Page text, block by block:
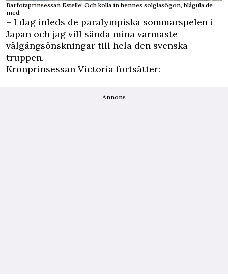
Barfotaprinsessan Estelle! Och kolla in hennes solglasögon, blågula de
med.
– I dag inleds de paralympiska sommarspelen i
Japan och jag vill sända mina varmaste
välgångsönskningar till hela den svenska
truppen.
Kronprinsessan Victoria fortsätter:
Annons